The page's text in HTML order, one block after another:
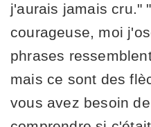
j'aurais jamais cru."
courageuse, moi
phrases
mais ce sont des
vous avez besoin